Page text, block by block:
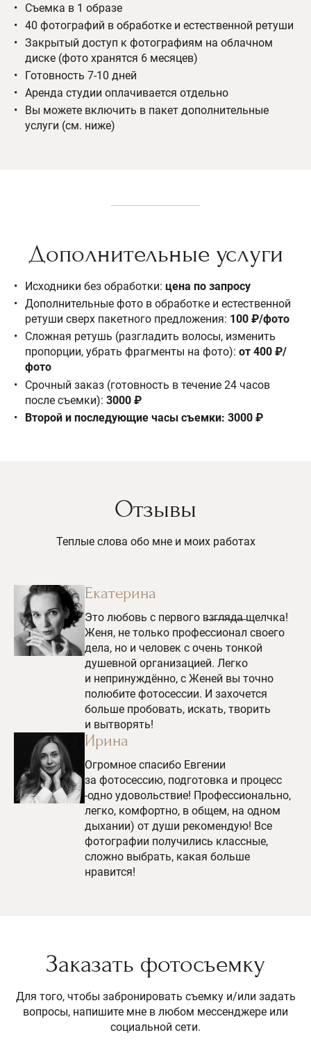
Съемка в 1 образе
40 фотографий в обработке и естественной ретуши
Закрытый доступ к фотографиям на облачном
диске (фото хранятся 6 месяцев)
Готовность 7-10 дней
Аренда студии оплачивается отдельно
Вы можете включить в пакет дополнительные
услуги (см. ниже)
Дополнительные услуги
Исходники без обработки: цена по запросу
Дополнительные фото в обработке и естественной
ретуши сверх пакетного предложения: 100 ₽/фото
Сложная ретушь (разгладить волосы, изменить
пропорции, убрать фрагменты на фото): от 400 ₽/
фото
Срочный заказ (готовность в течение 24 часов
после съемки): 3000 ₽
Второй и последующие часы съемки: 3000 ₽
Отзывы
Теплые слова обо мне и моих работах
Екатерина
Это любовь с первого в̶з̶г̶л̶я̶д̶а̶ щелчка!
Женя, не только профессионал своего
дела, но и человек с очень тонкой
душевной организацией. Легко
и непринуждённо, с Женей вы точно
полюбите фотосессии. И захочется
больше пробовать, искать, творить
и вытворять!
Ирина
Огромное спасибо Евгении
за фотосессию, подготовка и процесс
-одно удовольствие! Профессионально,
легко, комфортно, в общем, на одном
дыхании) от души рекомендую! Все
фотографии получились классные,
сложно выбрать, какая больше
нравится!
Заказать фотосъемку
Для того, чтобы забронировать съемку и/или задать
вопросы, напишите мне в любом мессенджере или
социальной сети.